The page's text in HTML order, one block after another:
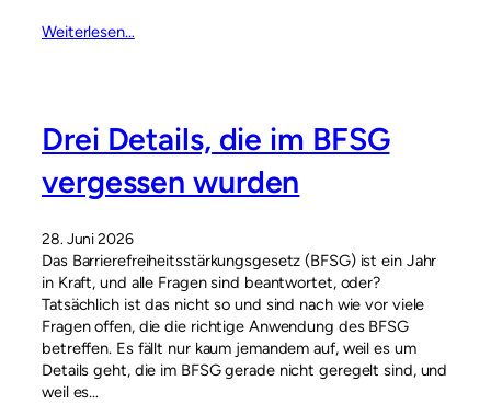
Weiterlesen…
Drei Details, die im BFSG
vergessen wurden
28. Juni 2026
Das Barrierefreiheitsstärkungsgesetz (BFSG) ist ein Jahr
in Kraft, und alle Fragen sind beantwortet, oder?
Tatsächlich ist das nicht so und sind nach wie vor viele
Fragen offen, die die richtige Anwendung des BFSG
betreffen. Es fällt nur kaum jemandem auf, weil es um
Details geht, die im BFSG gerade nicht geregelt sind, und
weil es…